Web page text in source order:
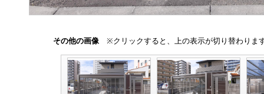
その他の画像 ※クリックすると、上の表示が切り替わりま